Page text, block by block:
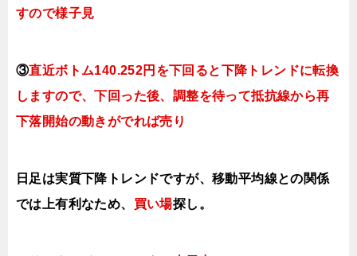
すので様子見
③直近ボトム140.252円を下回ると下降トレンドに転換
しますので、下回った後、調整を待って抵抗線から再
下落開始の動きがでれば売り
日足は実質下降トレンドですが、移動平均線との関係
では上有利なため、 買い場探し。